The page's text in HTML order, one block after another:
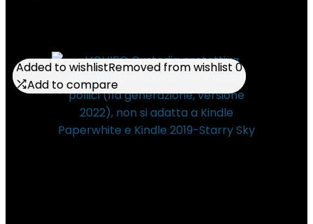
Added to wishlistRemoved from wishlist 0
Add to compare
Added to wishlistRemoved from wishlist 0
Add to compare